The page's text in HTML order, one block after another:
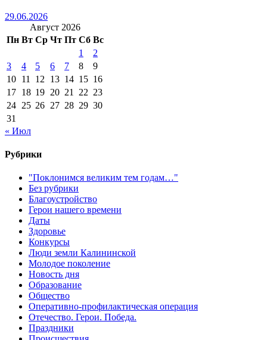
29.06.2026
Август 2026
Пн Вт Ср Чт Пт Сб Вс
1
2
3
4 5 6 7 8
9
10 11 12 13 14 15 16
17 18 19 20 21 22 23
24 25 26 27 28 29 30
31
« Июл
Рубрики
"Поклонимся великим тем годам…"
Без рубрики
Благоустройство
Герои нашего времени
Даты
Здоровье
Конкурсы
Люди земли Калининской
Молодое поколение
Новость дня
Образование
Общество
Оперативно-профилактическая операция
Отечество. Герои. Победа.
Праздники